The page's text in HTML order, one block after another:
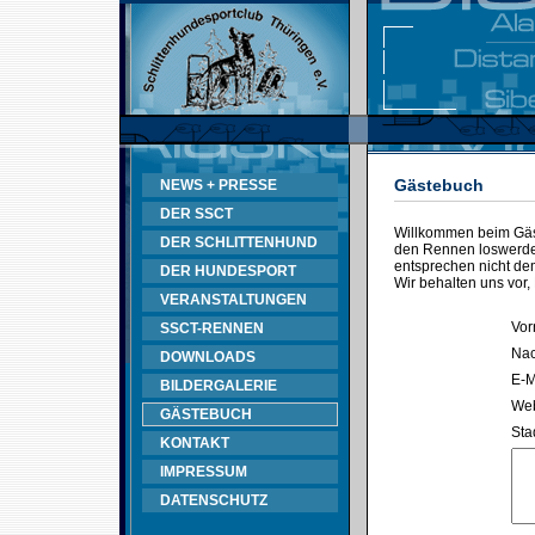
NEWS + PRESSE
DER SSCT
DER SCHLITTENHUND
DER HUNDESPORT
VERANSTALTUNGEN
SSCT-RENNEN
DOWNLOADS
BILDERGALERIE
GÄSTEBUCH
KONTAKT
IMPRESSUM
DATENSCHUTZ
Gästebuch
Willkommen beim
den Rennen
entsprechen nicht
Wir behalten uns
E-